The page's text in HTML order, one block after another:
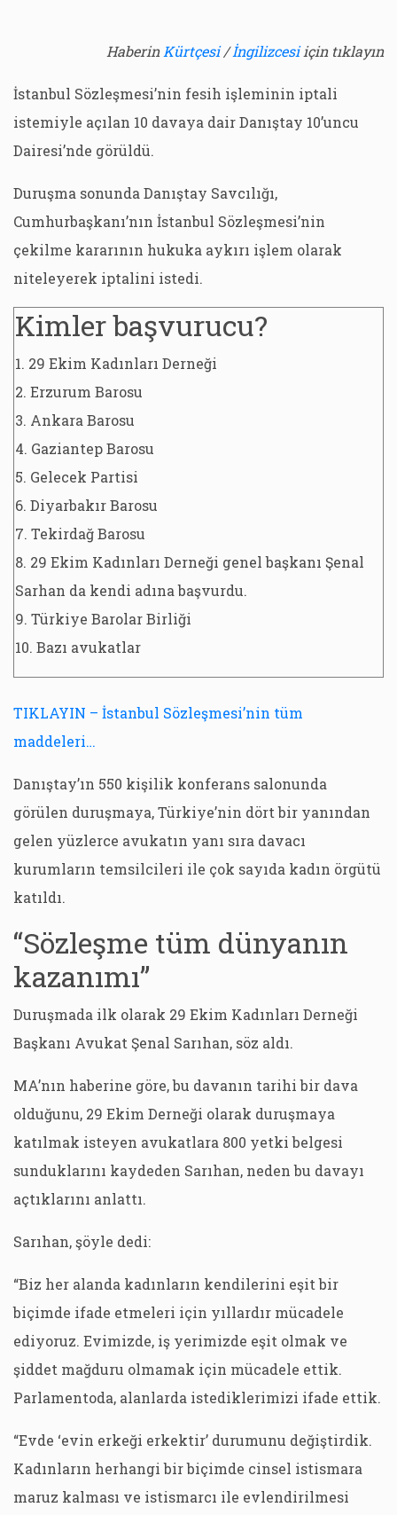
Haberin Kürtçesi/İngilizcesiiçin tıklayın
İstanbul Sözleşmesi’nin fesih işleminin iptali
istemiyle açılan 10 davaya dair Danıştay 10’uncu
Dairesi’nde görüldü.
Duruşma sonunda Danıştay Savcılığı,
Cumhurbaşkanı’nın İstanbul Sözleşmesi’nin
çekilme kararının hukuka aykırı işlem olarak
niteleyerek iptalini istedi.
Kimler başvurucu?
1. 29 Ekim Kadınları Derneği
2. Erzurum Barosu
3. Ankara Barosu
4. Gaziantep Barosu
5. Gelecek Partisi
6. Diyarbakır Barosu
7. Tekirdağ Barosu
8. 29 Ekim Kadınları Derneği genel başkanı Şenal
Sarhan da kendi adına başvurdu.
9. Türkiye Barolar Birliği
10. Bazı avukatlar
TIKLAYIN – İstanbul Sözleşmesi’nin tüm
maddeleri…
Danıştay’ın 550 kişilik konferans salonunda
görülen duruşmaya, Türkiye’nin dört bir yanından
gelen yüzlerce avukatın yanı sıra davacı
kurumların temsilcileri ile çok sayıda kadın örgütü
katıldı.
“Sözleşme tüm dünyanın
kazanımı”
Duruşmada ilk olarak 29 Ekim Kadınları Derneği
Başkanı Avukat Şenal Sarıhan, söz aldı.
MA’nın haberine göre, bu davanın tarihi bir dava
olduğunu, 29 Ekim Derneği olarak duruşmaya
katılmak isteyen avukatlara 800 yetki belgesi
sunduklarını kaydeden Sarıhan, neden bu davayı
açtıklarını anlattı.
Sarıhan, şöyle dedi:
“Biz her alanda kadınların kendilerini eşit bir
biçimde ifade etmeleri için yıllardır mücadele
ediyoruz. Evimizde, iş yerimizde eşit olmak ve
şiddet mağduru olmamak için mücadele ettik.
Parlamentoda, alanlarda istediklerimizi ifade ettik.
“Evde ‘evin erkeği erkektir’ durumunu değiştirdik.
Kadınların herhangi bir biçimde cinsel istismara
maruz kalması ve istismarcı ile evlendirilmesi